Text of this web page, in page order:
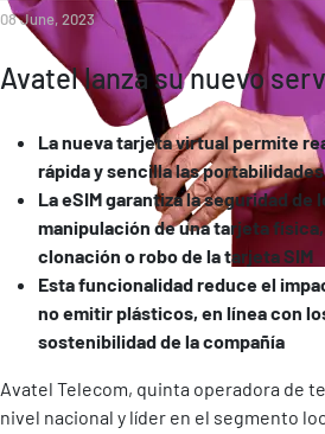
08 June, 2023
Avatel lanza su nuevo
La nueva tarjeta virtual permite
rápida y sencilla las
La eSIM garantiza la seguridad de
manipulación de una tarjeta
clonación o robo de la tarjeta SIM
Esta funcionalidad reduce el
no emitir plásticos, en línea con
sostenibilidad de la compañía
Avatel Telecom, quinta operadora de
nivel nacional y líder en el segmento